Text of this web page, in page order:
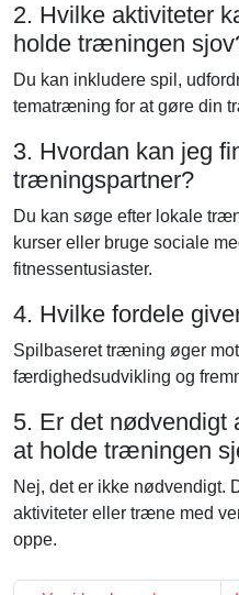
2. Hvilke aktiviteter
holde træningen
Du kan inkludere spil,
tematræning for at gøre din
3. Hvordan kan jeg
træningspartner?
Du kan søge efter lokale
kurser eller bruge sociale
fitnessentusiaster.
4. Hvilke fordele
Spilbaseret træning øger
færdighedsudvikling og
5. Er det
at holde træningen
Nej, det er ikke nødvendigt.
aktiviteter eller træne med
oppe.